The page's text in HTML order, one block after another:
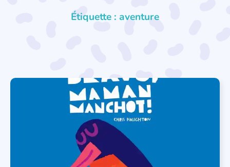
Étiquette : aventure
PARLONS ALBUMS